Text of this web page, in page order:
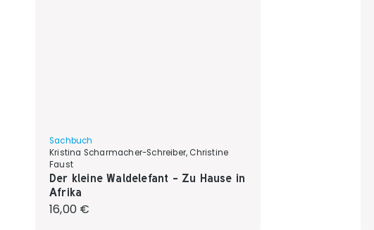
Sachbuch
Kristina Scharmacher-Schreiber, Christine
Faust
Der kleine Waldelefant - Zu Hause in
Afrika
Regulärer Preis:
16,00 €